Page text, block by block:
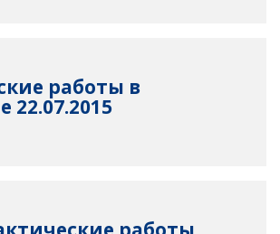
работы в
22.07.2015